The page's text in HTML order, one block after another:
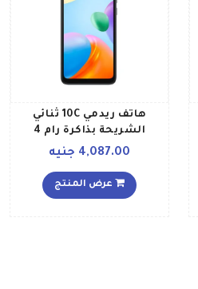
هاتف ريدمي 10C ثنائي
الشريحة بذاكرة رام 4
LTE بلون رمادي جرافيت
4,087.00 جنيه
عرض المنتج